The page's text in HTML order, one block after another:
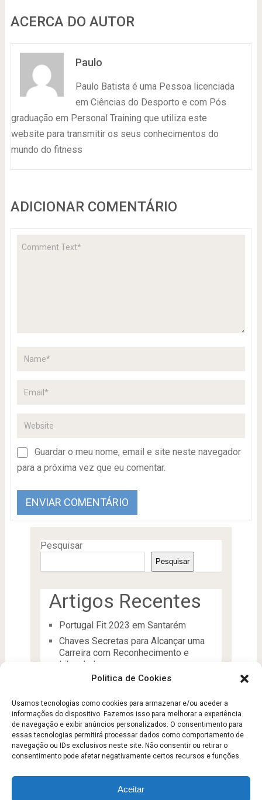
Politica de Cookies
Usamos tecnologias como cookies para armazenar e/ou aceder a
informações do dispositivo. Fazemos isso para melhorar a experiência
de navegação e exibir anúncios personalizados. O consentimento para
essas tecnologias permitirá processar dados como comportamento de
navegação ou IDs exclusivos neste site. Não consentir ou retirar o
consentimento pode afetar negativamente certos recursos e funções.
Aceitar
ACERCA DO AUTOR
Paulo
Paulo Batista é uma Pessoa licenciada
em Ciências do Desporto e com Pós
graduação em Personal Training que utiliza este
website para transmitir os seus conhecimentos do
mundo do fitness
ADICIONAR COMENTÁRIO
Guardar o meu nome, email e site neste navegador
para a próxima vez que eu comentar.
Pesquisar
Pesquisar
Artigos Recentes
Portugal Fit 2023 em Santarém
Chaves Secretas para Alcançar uma
Carreira com Reconhecimento e
Liberdade
manutenção da condição física
Aptidão Física e Saúde